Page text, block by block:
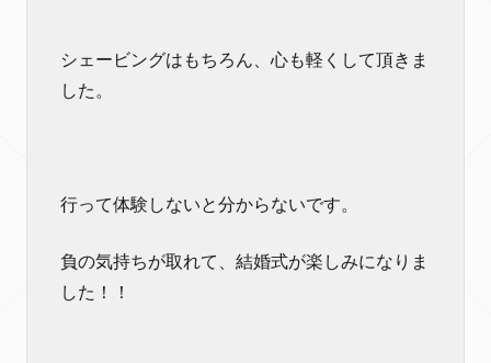
シェービングはもちろん、心も軽くして頂きま
した。
行って体験しないと分からないです。
負の気持ちが取れて、結婚式が楽しみになりま
した！！